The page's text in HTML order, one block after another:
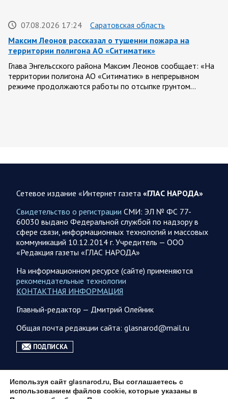
07.08.2026 17:24
Саратовская область
Максим Леонов рассказал о тушении пожара на
территории полигона АО «Ситиматик»
Глава Энгельсского района Максим Леонов сообщает: «На
территории полигона АО «Ситиматик» в непрерывном
режиме продолжаются работы по отсыпке грунтом…
07.08.2026 12:29
Спецоперация
Сводка военных действий от Минобороны РФ 7
августа. Коротко
Главное: Российские вооружённые силы взяли под контроль
село Анискино в Харьковской области. За прошедшую
неделю ВС РФ осуществили два массированных…
07.08.2026 10:51
Мир
Война на Ближнем Востоке. Итоги за 6 августа 2026
Президент США Дональд Трамп выразил уверенность, что
не сможет продолжать конфликт…
Сетевое издание «Интернет газета «ГЛАС НАРОДА»
Свидетельство о регистрации СМИ: ЭЛ № ФС 77-
60030 выдано Федеральной службой по надзору в
сфере связи, информационных технологий и массовых
коммуникаций 10.12.2014 г. Учредитель — ООО
«Редакция газеты «ГЛАС НАРОДА»
На информационном ресурсе (сайте) применяются
рекомендательные технологии
КОНТАКТНАЯ ИНФОРМАЦИЯ
Главный-редактор — Дмитрий Олейник
Общая почта редакции сайта: glasnarod@mail.ru
ПОДПИСКА
Используя сайт glasnarod.ru, Вы соглашаетесь с
использованием файлов cookie, которые указаны в